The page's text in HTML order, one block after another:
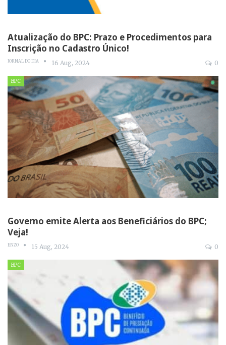
Atualização do BPC: Prazo e Procedimentos para
Inscrição no Cadastro Único!
JORNAL DO DIA 16 Aug, 2024 0
BPC
Governo emite Alerta aos Beneficiários do BPC;
Veja!
ENZO 15 Aug, 2024 0
BPC